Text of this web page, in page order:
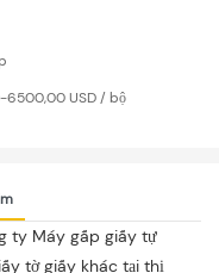
USD / bộ
ty Máy gấp giấy tự
tờ giấy khác tại thị